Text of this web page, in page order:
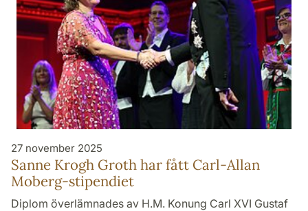
27 november 2025
Sanne Krogh Groth har fått Carl-Allan
Moberg-stipendiet
Diplom överlämnades av H.M. Konung Carl XVI Gustaf